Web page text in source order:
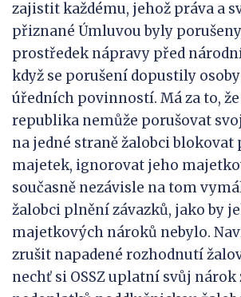
zajistit každému, jehož práva a
přiznané Úmluvou byly
prostředek nápravy před
když se porušení dopustily
úředních povinností. Má za to, že
republika nemůže porušovat
na jedné straně žalobci
majetek, ignorovat jeho
současně nezávisle na tom
žalobci plnění závazků, jako by
majetkových nároků nebylo.
zrušit napadené rozhodnutí
nechť si OSSZ uplatní svůj nárok